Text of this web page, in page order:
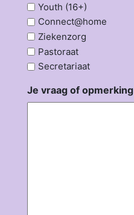
Youth (16+)
Connect@home
Ziekenzorg
Pastoraat
Secretariaat
Je vraag of opmerking